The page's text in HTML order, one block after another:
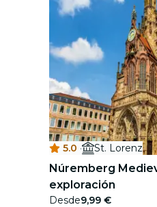
5.0 · St. Lorenz
Núremberg
exploración
Desde9,99 €